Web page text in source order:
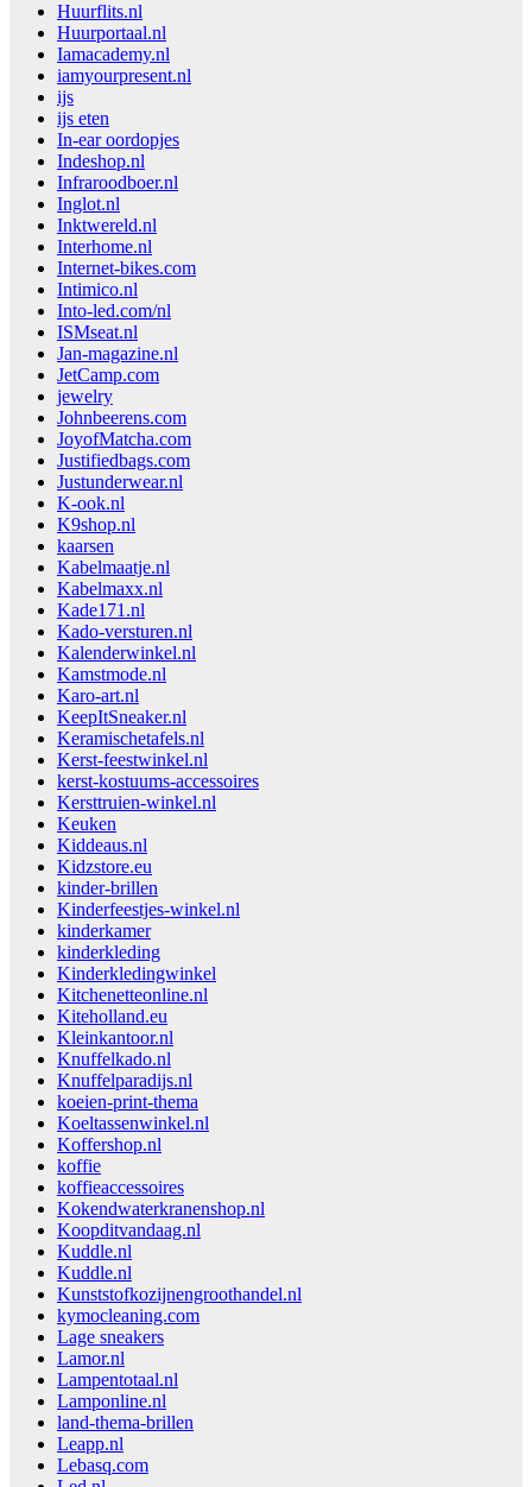
Huurflits.nl
Huurportaal.nl
Iamacademy.nl
iamyourpresent.nl
ijs
ijs eten
In-ear oordopjes
Indeshop.nl
Infraroodboer.nl
Inglot.nl
Inktwereld.nl
Interhome.nl
Internet-bikes.com
Intimico.nl
Into-led.com/nl
ISMseat.nl
Jan-magazine.nl
JetCamp.com
jewelry
Johnbeerens.com
JoyofMatcha.com
Justifiedbags.com
Justunderwear.nl
K-ook.nl
K9shop.nl
kaarsen
Kabelmaatje.nl
Kabelmaxx.nl
Kade171.nl
Kado-versturen.nl
Kalenderwinkel.nl
Kamstmode.nl
Karo-art.nl
KeepItSneaker.nl
Keramischetafels.nl
Kerst-feestwinkel.nl
kerst-kostuums-accessoires
Kersttruien-winkel.nl
Keuken
Kiddeaus.nl
Kidzstore.eu
kinder-brillen
Kinderfeestjes-winkel.nl
kinderkamer
kinderkleding
Kinderkledingwinkel
Kitchenetteonline.nl
Kiteholland.eu
Kleinkantoor.nl
Knuffelkado.nl
Knuffelparadijs.nl
koeien-print-thema
Koeltassenwinkel.nl
Koffershop.nl
koffie
koffieaccessoires
Kokendwaterkranenshop.nl
Koopditvandaag.nl
Kuddle.nl
Kuddle.nl
Kunststofkozijnengroothandel.nl
kymocleaning.com
Lage sneakers
Lamor.nl
Lampentotaal.nl
Lamponline.nl
land-thema-brillen
Leapp.nl
Lebasq.com